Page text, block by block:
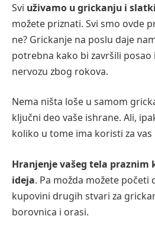
Svi uživamo u grickanju i
možete priznati. Svi smo ovde
ne? Grickanje na poslu daje
potrebna kako bi završili
nervozu zbog rokova.
Nema ništa loše u samom
ključni deo vaše ishrane. Ali,
koliko u tome ima koristi za vas
Hranjenje vašeg tela
ideja. Pa možda možete početi
kupovini drugih stvari za
borovnica i orasi.